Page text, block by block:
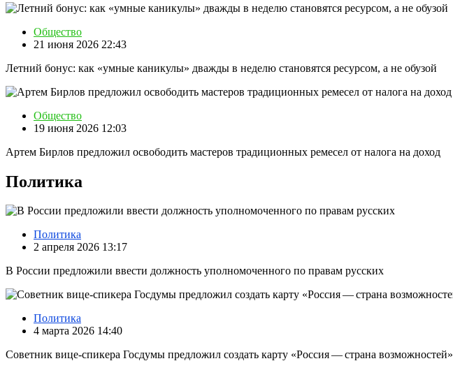
Общество
21 июня 2026 22:43
Летний бонус: как «умные каникулы» дважды в неделю становятся ресурсом, а не обузой
Общество
19 июня 2026 12:03
Артем Бирлов предложил освободить мастеров традиционных ремесел от налога на доход
Политика
Политика
2 апреля 2026 13:17
В России предложили ввести должность уполномоченного по правам русских
Политика
4 марта 2026 14:40
Советник вице-спикера Госдумы предложил создать карту «Россия — страна возможностей»